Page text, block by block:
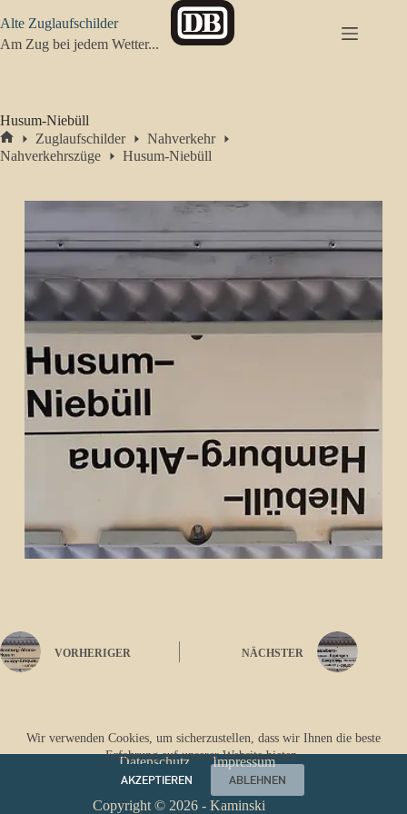
Inhalt
springen
Wir verwenden Cookies, um sicherzustellen, dass wir Ihnen die beste
Erfahrung auf unserer Website bieten.
AKZEPTIEREN
ABLEHNEN
Alte Zuglaufschilder
Am Zug bei jedem Wetter...
Husum-Niebüll
Start
Zuglaufschilder
Nahverkehr
Nahverkehrszüge
Husum-Niebüll
VORHERIGER NÄCHSTER
Datenschutz Impressum
Copyright © 2026 - Kaminski